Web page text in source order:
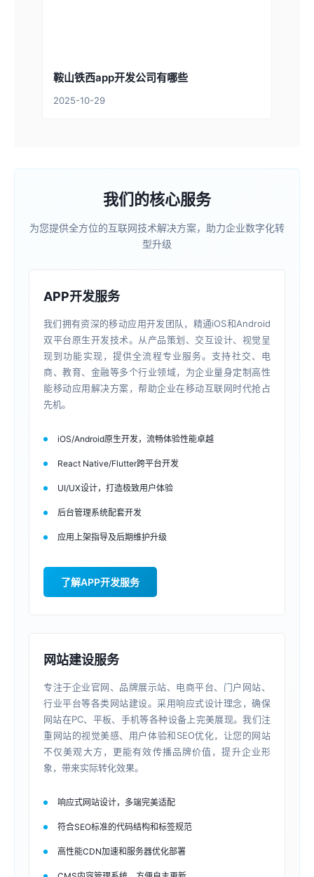
鞍山铁西app开发公司有哪些
2025-10-29
我们的核心服务
为您提供全方位的互联网技术解决方案，助力企业数字化转
型升级
APP开发服务
我们拥有资深的移动应用开发团队，精通iOS和Android
双平台原生开发技术。从产品策划、交互设计、视觉呈
现到功能实现，提供全流程专业服务。支持社交、电
商、教育、金融等多个行业领域，为企业量身定制高性
能移动应用解决方案，帮助企业在移动互联网时代抢占
先机。
iOS/Android原生开发，流畅体验性能卓越
React Native/Flutter跨平台开发
UI/UX设计，打造极致用户体验
后台管理系统配套开发
应用上架指导及后期维护升级
了解APP开发服务
网站建设服务
专注于企业官网、品牌展示站、电商平台、门户网站、
行业平台等各类网站建设。采用响应式设计理念，确保
网站在PC、平板、手机等各种设备上完美展现。我们注
重网站的视觉美感、用户体验和SEO优化，让您的网站
不仅美观大方，更能有效传播品牌价值，提升企业形
象，带来实际转化效果。
响应式网站设计，多端完美适配
符合SEO标准的代码结构和标签规范
高性能CDN加速和服务器优化部署